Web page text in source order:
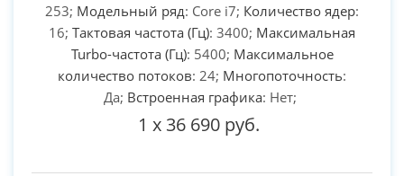
253; Модельный ряд: Core i7; Количество ядер:
16; Тактовая частота (Гц): 3400; Максимальная
Turbo-частота (Гц): 5400; Максимальное
количество потоков: 24; Многопоточность:
Да; Встроенная графика: Нет;
1 x 36 690 руб.